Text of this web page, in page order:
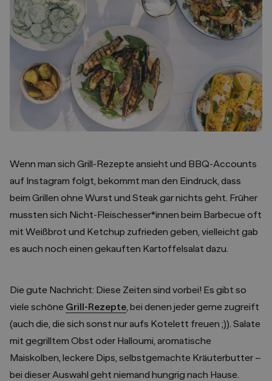
Wenn man sich Grill-Rezepte ansieht und BBQ-Accounts
auf Instagram folgt, bekommt man den Eindruck, dass
beim Grillen ohne Wurst und Steak gar nichts geht. Früher
mussten sich Nicht-Fleischesser*innen beim Barbecue oft
mit Weißbrot und Ketchup zufrieden geben, vielleicht gab
es auch noch einen gekauften Kartoffelsalat dazu.
Die gute Nachricht: Diese Zeiten sind vorbei! Es gibt so
viele schöne Grill-Rezepte, bei denen jeder gerne zugreift
(auch die, die sich sonst nur aufs Kotelett freuen ;)). Salate
mit gegrilltem Obst oder Halloumi, aromatische
Maiskolben, leckere Dips, selbstgemachte Kräuterbutter –
bei dieser Auswahl geht niemand hungrig nach Hause.